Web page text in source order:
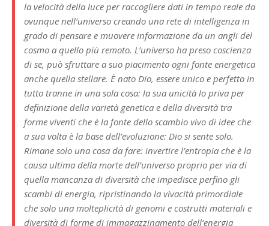
la velocità della luce per raccogliere dati in tempo reale da
ovunque nell’universo creando una rete di intelligenza in
grado di pensare e muovere informazione da un angli del
cosmo a quello più remoto. L’universo ha preso coscienza
di se, può sfruttare a suo piacimento ogni fonte energetica
anche quella stellare. È nato Dio, essere unico e perfetto in
tutto tranne in una sola cosa: la sua unicità lo priva per
definizione della varietà genetica e della diversità tra
forme viventi che è la fonte dello scambio vivo di idee che
a sua volta è la base dell’evoluzione: Dio si sente solo.
Rimane solo una cosa da fare: invertire l’entropia che è la
causa ultima della morte dell’universo proprio per via di
quella mancanza di diversità che impedisce perfino gli
scambi di energia, ripristinando la vivacità primordiale
che solo una molteplicità di genomi e costrutti materiali e
diversità di forme di immagazzinamento dell’energia